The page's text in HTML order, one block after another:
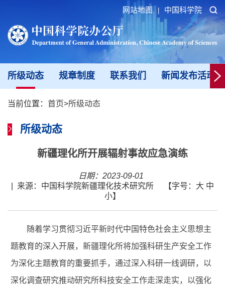
网站地图 中国科学院
所级动态 规章制度 联系我们 新闻发布活动
当前位置： 首页>所级动态
所级动态
新疆理化所开展辐射事故应急演练
日期：2023-09-01
来源：中国科学院新疆理化技术研究所 【字号： 大 中
小】
随着学习贯彻习近平新时代中国特色社会主义思想主
题教育的深入开展，新疆理化所将加强科研生产安全工作
为深化主题教育的重要抓手，通过深入科研一线调研，以
深化调查研究推动研究所科技安全工作走深走实，以强化